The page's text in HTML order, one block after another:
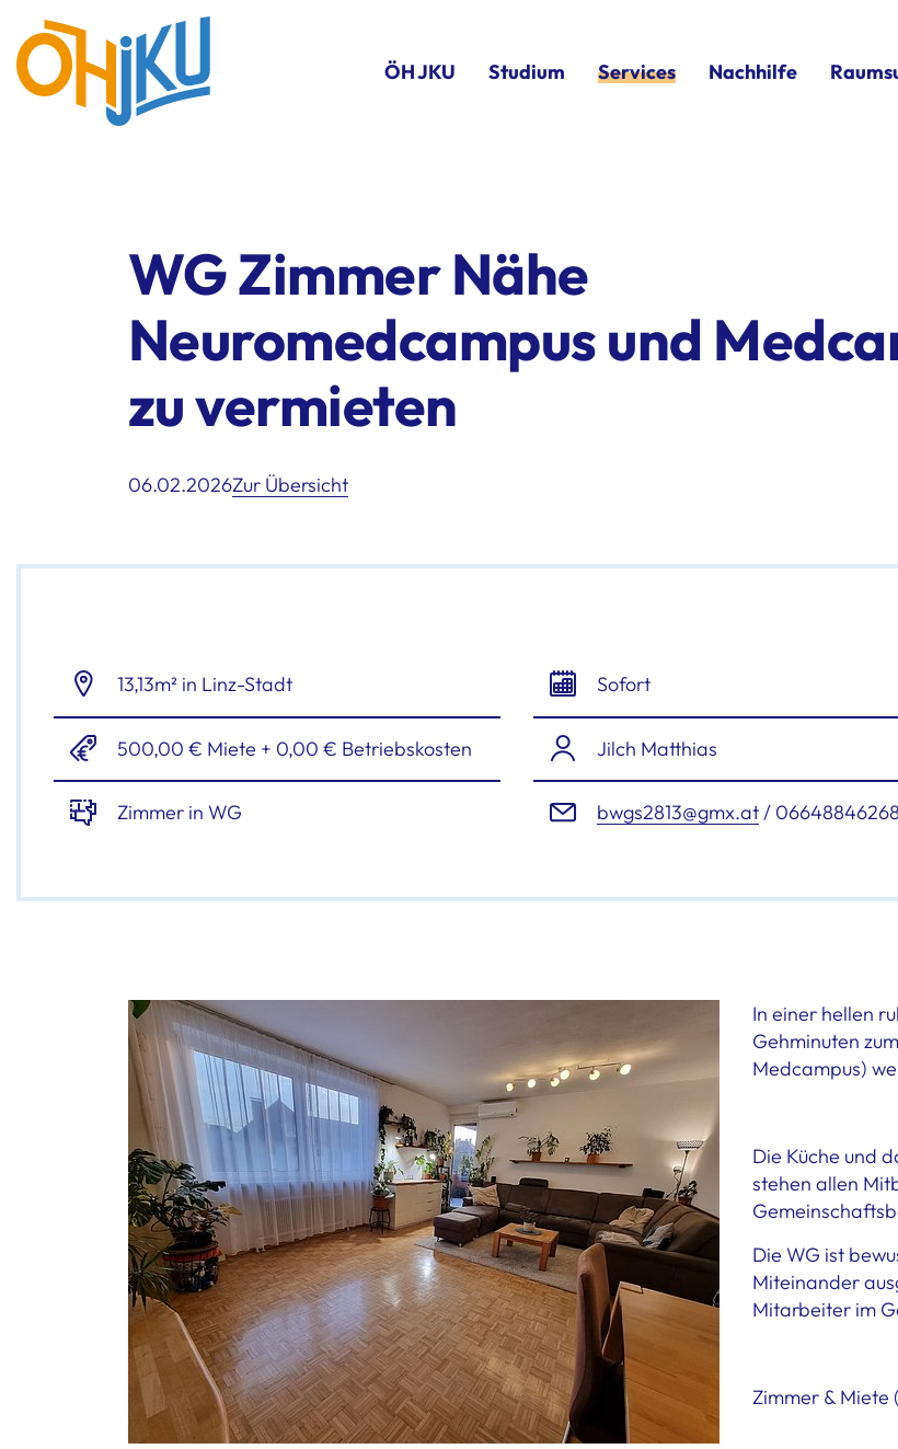
ÖH JKU Studium Services Nachhilfe
WG Zimmer Nähe
Neuromedcampus und
zu vermieten
06.02.2026Zur Übersicht
13,13m² in Linz-Stadt
500,00 € Miete + 0,00 € Betriebskosten
Zimmer in WG
Sofort
Jilch Matthias
bwgs2813@gmx.at/
In einer hellen
Gehminuten
Medcampus)
Die Küche und
stehen allen
Die WG ist
Miteinander
Mitarbeiter im
Zimmer & Miete